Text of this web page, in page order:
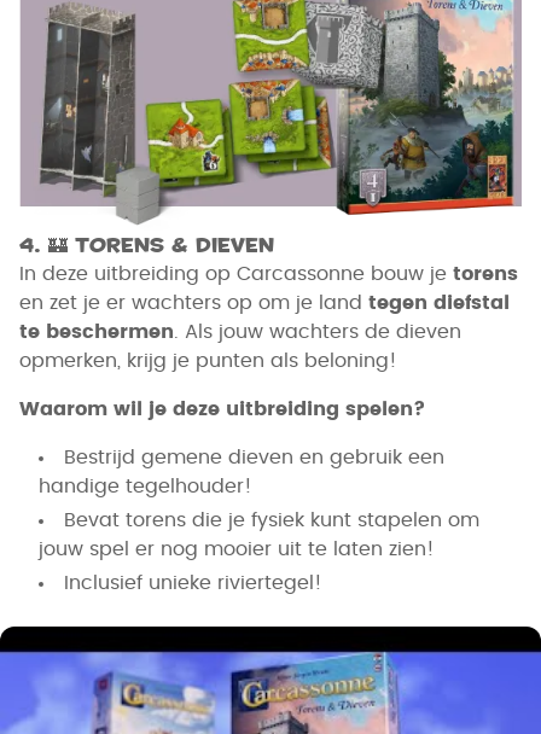
4. 🏰 Torens & Dieven
In deze uitbreiding op Carcassonne bouw je torens
en zet je er wachters op om je land tegen diefstal
te beschermen . Als jouw wachters de dieven
opmerken, krijg je punten als beloning!
Waarom wil je deze uitbreiding spelen?
Bestrijd gemene dieven en gebruik een
handige tegelhouder!
Bevat torens die je fysiek kunt stapelen om
jouw spel er nog mooier uit te laten zien!
Inclusief unieke riviertegel!